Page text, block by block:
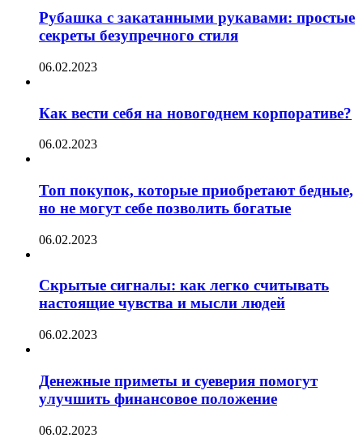
Рубашка с закатанными рукавами: простые
секреты безупречного стиля
06.02.2023
Как вести себя на новогоднем корпоративе?
06.02.2023
Топ покупок, которые приобретают бедные,
но не могут себе позволить богатые
06.02.2023
Скрытые сигналы: как легко считывать
настоящие чувства и мысли людей
06.02.2023
Денежные приметы и суеверия помогут
улучшить финансовое положение
06.02.2023